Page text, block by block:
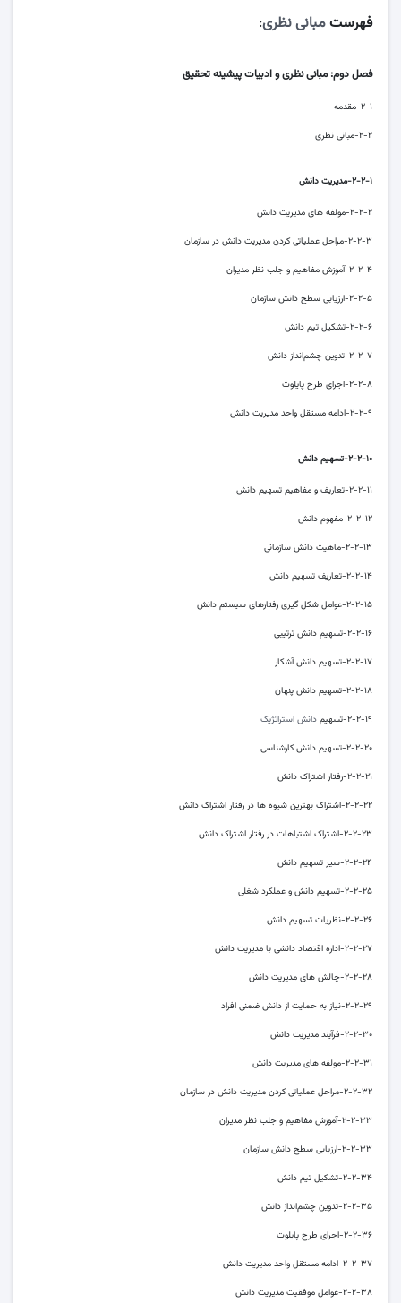
فهرستمبانی نظری:
فصل دوم: مبانی نظری و ادبیات پیشینه تحقیق
۲-۱-مقدمه
۲-۲-مبانی نظری
۲-۲-۱-مدیریت دانش
۲-۲-۲-مولفه های مدیریت دانش
۲-۲-۳-مراحل عملیاتی کردن مدیریت دانش در سازمان
۲-۲-۴-آموزش مفاهیم و جلب نظر مدیران
۲-۲-۵-ارزیابی سطح دانش سازمان
۲-۲-۶-تشکیل تیم دانش
۲-۲-۷-تدوین چشم‌انداز دانش
۲-۲-۸-اجرای طرح پایلوت
۲-۲-۹-ادامه مستقل واحد مدیریت دانش
۲-۲-۱۰-تسهیم دانش
۲-۲-۱۱-تعاریف و مفاهیم تسهیم دانش
۲-۲-۱۲-مفهوم دانش
۲-۲-۱۳-ماهیت دانش سازمانی
۲-۲-۱۴-تعاریف تسهیم دانش
۲-۲-۱۵-عوامل شکل گیری رفتارهای سیستم دانش
۲-۲-۱۶-تسهیم دانش ترتیبی
۲-۲-۱۷-تسهیم دانش آشکار
۲-۲-۱۸-تسهیم دانش پنهان
۲-۲-۱۹-تسهیم دانش استراتژیک
۲-۲-۲۰-تسهیم دانش کارشناسی
۲-۲-۲۱-رفتار اشتراک دانش
۲-۲-۲۲-اشتراک بهترین شیوه ها در رفتار اشتراک دانش
۲-۲-۲۳-اشتراک اشتباهات در رفتار اشتراک دانش
۲-۲-۲۴-سیر تسهیم دانش
۲-۲-۲۵-تسهیم دانش و عملکرد شغلی
۲-۲-۲۶-نظریات تسهیم دانش
۲-۲-۲۷-اداره اقتصاد دانشی با مدیریت دانش
۲-۲-۲۸-چالش های مدیریت دانش
۲-۲-۲۹-نیاز به حمایت از دانش ضمنی افراد
۲-۲-۳۰-فرآیند مدیریت دانش
۲-۲-۳۱-مولفه های مدیریت دانش
۲-۲-۳۲-مراحل عملیاتی کردن مدیریت دانش در سازمان
۲-۲-۳۳-آموزش مفاهیم و جلب نظر مدیران
۲-۲-۳۳-ارزیابی سطح دانش سازمان
۲-۲-۳۴-تشکیل تیم دانش
۲-۲-۳۵-تدوین چشم‌انداز دانش
۲-۲-۳۶-اجرای طرح پایلوت
۲-۲-۳۷-ادامه مستقل واحد مدیریت دانش
۲-۲-۳۸-عوامل موفقیت مدیریت دانش